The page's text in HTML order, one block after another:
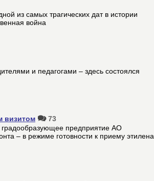
из самых трагических дат в истории
война
и педагогами – здесь состоялся
визитом
73
градообразующее предприятие АО
– в режиме готовности к приему этилена